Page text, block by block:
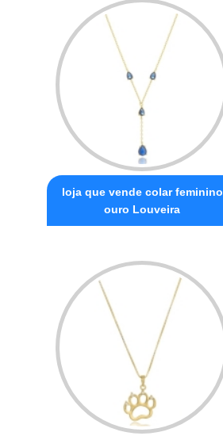
loja que vende colar feminino
ouro Louveira